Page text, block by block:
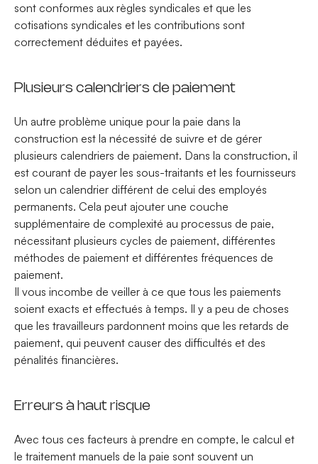
sont conformes aux règles syndicales et que les
cotisations syndicales et les contributions sont
correctement déduites et payées.
Plusieurs calendriers de paiement
Un autre problème unique pour la paie dans la
construction est la nécessité de suivre et de gérer
plusieurs calendriers de paiement. Dans la construction, il
est courant de payer les sous-traitants et les fournisseurs
selon un calendrier différent de celui des employés
permanents. Cela peut ajouter une couche
supplémentaire de complexité au processus de paie,
nécessitant plusieurs cycles de paiement, différentes
méthodes de paiement et différentes fréquences de
paiement.
Il vous incombe de veiller à ce que tous les paiements
soient exacts et effectués à temps. Il y a peu de choses
que les travailleurs pardonnent moins que les retards de
paiement, qui peuvent causer des difficultés et des
pénalités financières.
Erreurs à haut risque
Avec tous ces facteurs à prendre en compte, le calcul et
le traitement manuels de la paie sont souvent un